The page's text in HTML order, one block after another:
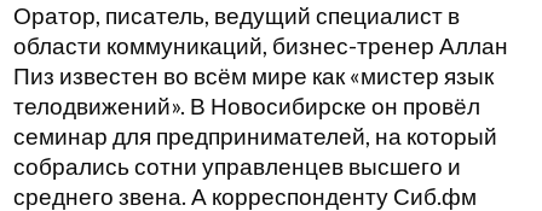
Оратор, писатель, ведущий специалист в
области коммуникаций, бизнес-тренер Аллан
Пиз известен во всём мире как «мистер язык
телодвижений». В Новосибирске он провёл
семинар для предпринимателей, на который
собрались сотни управленцев высшего и
среднего звена. А корреспонденту Сиб.фм